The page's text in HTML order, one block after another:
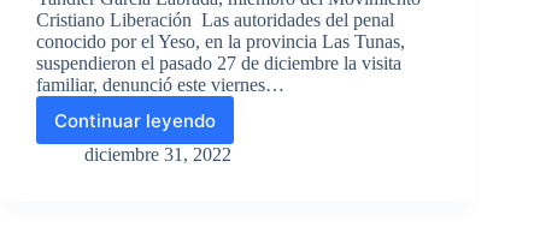
mínima
severidad
Cristiano Liberación Las autoridades del penal
conocido por el Yeso, en la provincia Las Tunas,
suspendieron el pasado 27 de diciembre la visita
familiar, denunció este viernes…
Continuar leyendo
Radio
Martí.
diciembre 31, 2022